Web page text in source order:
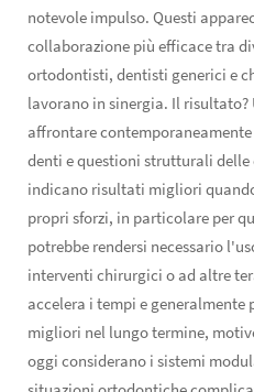
notevole impulso. Questi
collaborazione più efficace tra
ortodontisti, dentisti generici e
lavorano in sinergia. Il
affrontare
denti e questioni strutturali delle
indicano risultati migliori
propri sforzi, in particolare per
potrebbe rendersi necessario
interventi chirurgici o ad altre
accelera i tempi e generalmente
migliori nel lungo termine,
oggi considerano i sistemi